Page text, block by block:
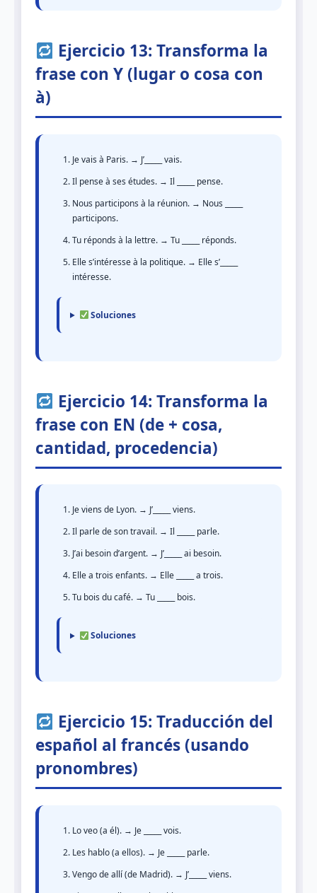
Ejercicio 13: Transforma la
frase con Y (lugar o cosa con
à)
Je vais à Paris. → J’_____ vais.
Il pense à ses études. → Il _____ pense.
Nous participons à la réunion. → Nous _____
participons.
Tu réponds à la lettre. → Tu _____ réponds.
Elle s’intéresse à la politique. → Elle s’_____
intéresse.
Soluciones
Ejercicio 14: Transforma la
frase con EN (de + cosa,
cantidad, procedencia)
Je viens de Lyon. → J’_____ viens.
Il parle de son travail. → Il _____ parle.
J’ai besoin d’argent. → J’_____ ai besoin.
Elle a trois enfants. → Elle _____ a trois.
Tu bois du café. → Tu _____ bois.
Soluciones
Ejercicio 15: Traducción del
español al francés (usando
pronombres)
Lo veo (a él). → Je _____ vois.
Les hablo (a ellos). → Je _____ parle.
Vengo de allí (de Madrid). → J’_____ viens.